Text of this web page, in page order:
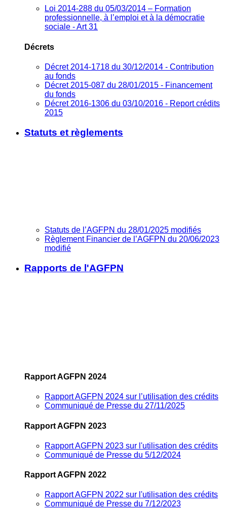
Loi 2014-288 du 05/03/2014 – Formation
professionnelle, à l’emploi et à la démocratie
sociale - Art 31
Décrets
Décret 2014-1718 du 30/12/2014 - Contribution
au fonds
Décret 2015-087 du 28/01/2015 - Financement
du fonds
Décret 2016-1306 du 03/10/2016 - Report crédits
2015
Statuts et règlements
Statuts de l’AGFPN du 28/01/2025 modifiés
Règlement Financier de l’AGFPN du 20/06/2023
modifié
Rapports de l'AGFPN
Rapport AGFPN 2024
Rapport AGFPN 2024 sur l’utilisation des crédits
Communiqué de Presse du 27/11/2025
Rapport AGFPN 2023
Rapport AGFPN 2023 sur l'utilisation des crédits
Communiqué de Presse du 5/12/2024
Rapport AGFPN 2022
Rapport AGFPN 2022 sur l'utilisation des crédits
Communiqué de Presse du 7/12/2023